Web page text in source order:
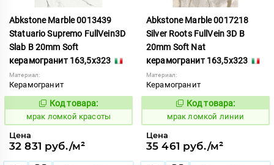
Abkstone Marble 0013439
Statuario Supremo FullVein3D
Slab B 20mm Soft
керамогранит 163,5x323
Материал:
Керамогранит
1052915
Код товара:
мрак ломкой красоты
Цена
32 831 руб./м²
Abkstone Marble 0017218
Silver Roots FullVein 3D B
20mm Soft Nat
керамогранит 163,5x323
Материал:
Керамогранит
1052919
Код товара:
мрак ломкой линии
Цена
35 461 руб./м²